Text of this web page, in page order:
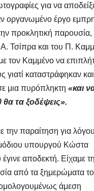
για να
οργανωμένο έργο
προκλητική παρουσία,
Τσίπρα και του Π.
τον Καμμένο να
γιατί καταστράφηκαν
μια πυρόπληκτη «και
τα ξοδέψεις».
την παραίτηση για
υπουργού Κώστα
αποδεκτή. Είχαμε
από τα ξημερώματα
άμεση